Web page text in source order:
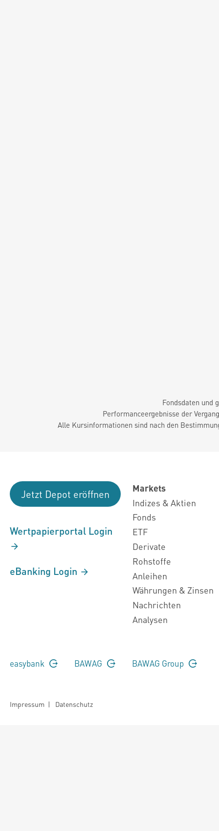
Fondsdaten und
Performanceergebnisse der
Alle Kursinformationen sind nach den
Jetzt Depot eröffnen
Wertpapierportal Login
eBanking Login
Markets
Indizes & Aktien
Fonds
ETF
Derivate
Rohstoffe
Anleihen
Währungen & Zinsen
Nachrichten
Analysen
easybank BAWAG BAWAG Group
Impressum | Datenschutz